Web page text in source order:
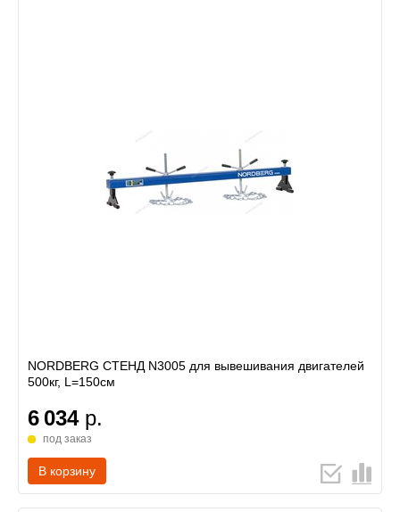
NORDBERG СТЕНД N3005 для вывешивания двигателей
500кг, L=150см
6 034р.
под заказ
В корзину